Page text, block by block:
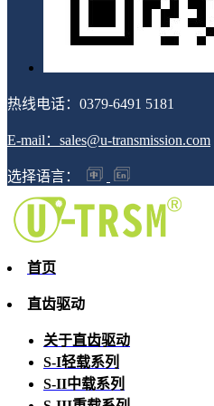
热线电话：0379-6491 5181
E-mail：sales@u-transmission.com
选择语言：
首页
直齿驱动
关于直齿驱动
S-I轻载系列
S-II中载系列